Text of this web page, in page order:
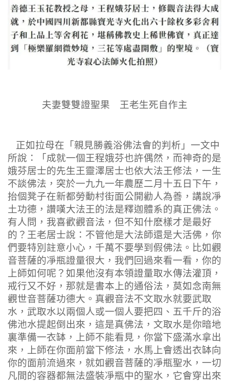
夫妻雙雙證聖果 王老生死自作主
正如拉母在「親見勝義浴佛法會的判析」一文中
所說：「成就一個王程娥芬也許偶然，而神奇的是
娥芬居士的先生王靈澤居士也依大法王修法，一生
不談佛法，突於一九九一年農歷二月十五日下午，
抬個凳子在新都勞動村街面公開勸人為善，講說凈
土功德，讚嘆大法王的法是釋迦體系的真正佛法。
有人問，我喜歡觀音法，但不知什麽樣才是最好
的？王老居士說：不管他是大法師還是大活佛，你
們要特別註意小心，千萬不要學到假佛法。比如觀
音菩薩的凈瓶證量很大，我們回過來看一看，你的
上師如何呢？如果他沒有本領證量取水傳法灌頂，
戒行又不好，那就是書本上的通俗法，莫如念南無
觀世音菩薩功德大。真觀音法不文取水就要武取
水，武取水以兩個人或一個人要把四、五千斤的浴
佛池水提起倒出來，這是真佛法，文取水是你暗地
裏準備一衣缽，上師不能看見，你當下盛滿水拿出
來，上師在你面前當下修法，水馬上會透出衣缽向
你的面前流過來，就如觀音菩薩的凈瓶聖水，一切
凡間的容器都無法盛裝凈瓶中的聖水，它會穿出來